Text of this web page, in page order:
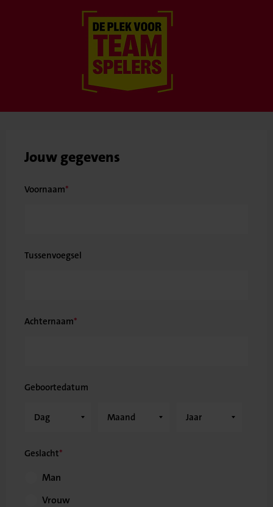
Jouw gegevens
Voornaam
Tussenvoegsel
Achternaam
Geboortedatum
Geslacht
Man
Vrouw